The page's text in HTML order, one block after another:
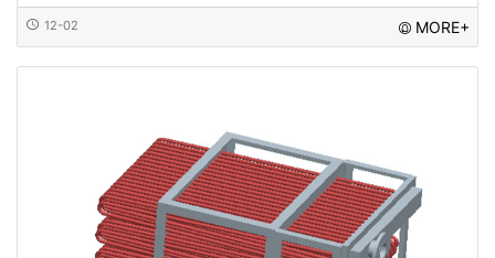
窗的另一个优点是，阳光不能直接照射冷却塔的水塔盘，所以冷
却塔的循环水或喷淋水不会滋生青苔...
12-02 MORE+